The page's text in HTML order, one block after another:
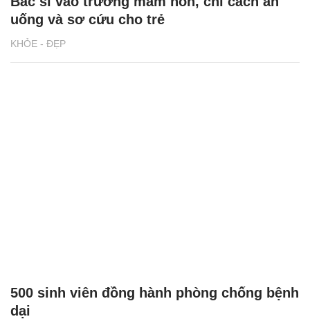
KHỎE - ĐẸP
uống và sơ cứu cho trẻ
500 sinh viên đồng hành phòng chống bệnh
dại